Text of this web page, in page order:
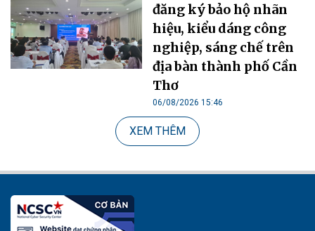
đăng ký bảo hộ nhãn
hiệu, kiểu dáng công
nghiệp, sáng chế trên
địa bàn thành phố Cần
Thơ
06/08/2026 15:46
XEM THÊM